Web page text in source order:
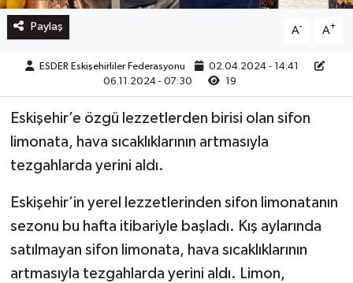
Paylaş A- A+
ESDER Eskişehirliler Federasyonu
02.04.2024 - 14:41
06.11.2024 - 07:30
19
Eskişehir’e özgü lezzetlerden birisi olan sifon
limonata, hava sıcaklıklarının artmasıyla
tezgahlarda yerini aldı.
Eskişehir’in yerel lezzetlerinden sifon limonatanın
sezonu bu hafta itibariyle başladı. Kış aylarında
satılmayan sifon limonata, hava sıcaklıklarının
artmasıyla tezgahlarda yerini aldı. Limon,